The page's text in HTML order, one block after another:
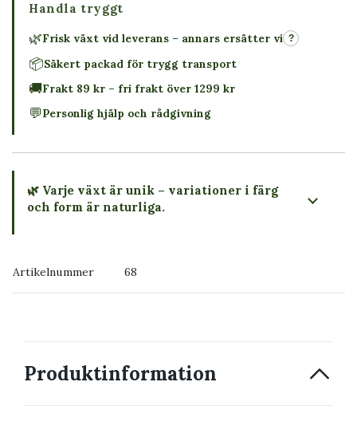
Handla tryggt
🌿Frisk växt vid leverans – annars ersätter vi ?
📦Säkert packad för trygg transport
🚚Frakt 89 kr – fri frakt över 1299 kr
💬Personlig hjälp och rådgivning
🌿 Varje växt är unik – variationer i färg
och form är naturliga.
Artikelnummer 68
Produktinformation